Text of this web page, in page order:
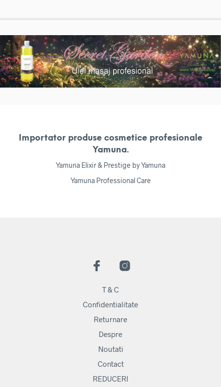
Importator produse cosmetice profesionale
Yamuna.
Yamuna Elixir & Prestige by Yamuna
Yamuna Professional Care
T & C
Confidentialitate
Returnare
Despre
Noutati
Contact
REDUCERI